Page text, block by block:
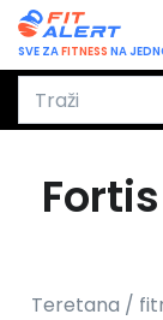
SVE ZAFITNESS NA
Teretana /